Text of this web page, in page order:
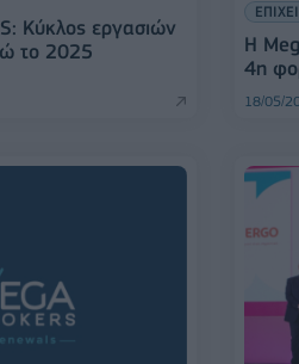
Κύκλος εργασιών
το 2025
Η
4η
18/05/